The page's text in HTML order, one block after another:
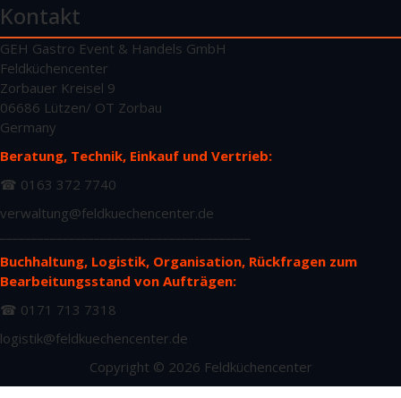
Kontakt
GEH Gastro Event & Handels GmbH
Feldküchencenter
Zorbauer Kreisel 9
06686 Lützen/ OT Zorbau
Germany
Beratung, Technik, Einkauf und Vertrieb:
☎ 0163 372 7740
verwaltung@feldkuechencenter.de
Buchhaltung, Logistik, Organisation, Rückfragen zum
Bearbeitungsstand von Aufträgen:
☎ 0171 713 7318
logistik@feldkuechencenter.de
Copyright © 2026 Feldküchencenter